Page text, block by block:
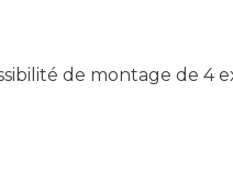
de montage de 4